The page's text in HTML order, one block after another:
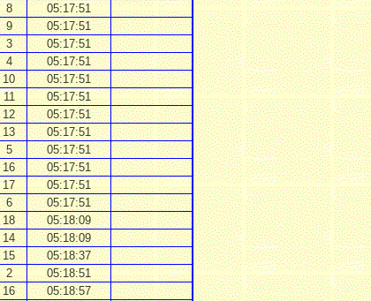
8
05:17:51
9
05:17:51
3
05:17:51
4
05:17:51
10
05:17:51
11
05:17:51
12
05:17:51
13
05:17:51
5
05:17:51
16
05:17:51
17
05:17:51
6
05:17:51
18
05:18:09
14
05:18:09
15
05:18:37
2
05:18:51
16
05:18:57